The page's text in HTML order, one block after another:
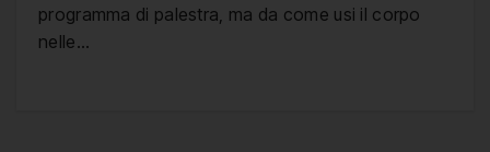
programma di palestra, ma da come usi il corpo
nelle…